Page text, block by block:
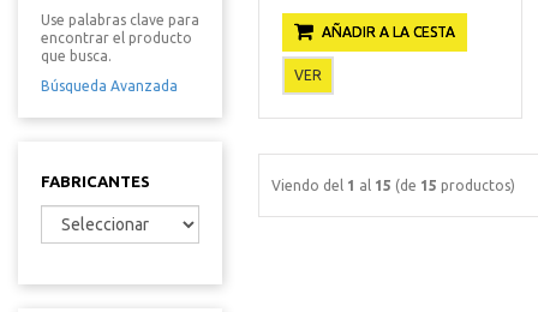
Use palabras clave para
encontrar el producto
que busca.
Búsqueda Avanzada
FABRICANTES
AÑADIR A LA CESTA
VER
Viendo del 1 al 15 (de 15 productos)